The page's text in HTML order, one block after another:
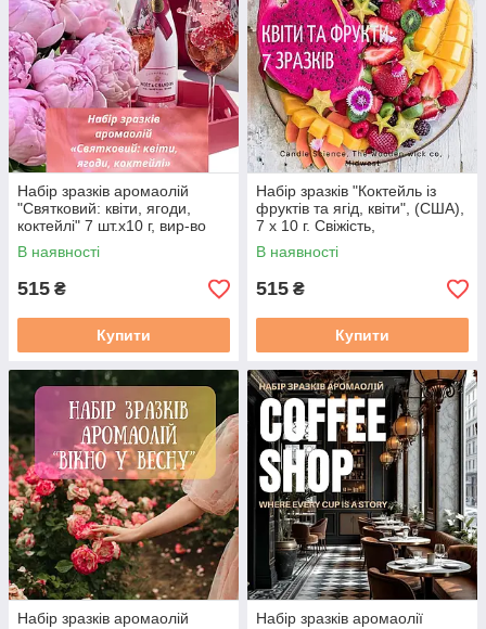
Набір зразків аромаолій
"Святковий: квіти, ягоди,
коктейлі" 7 шт.х10 г, вир-во
США. Квіткови аромати
В наявності
515 ₴
Купити
Набір зразків "Коктейль із
фруктів та ягід, квіти", (США),
7 х 10 г. Свіжість,
флоральність, цитрусові
В наявності
515 ₴
Купити
Набір зразків аромаолій
Набір зразків аромаолії